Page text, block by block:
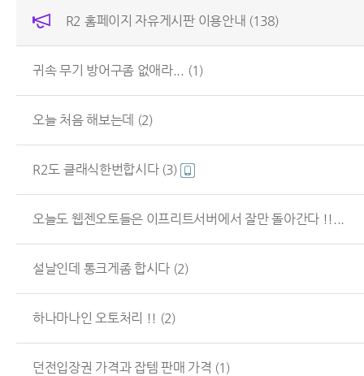
R2 홈페이지 자유게시판 이용안내 (138)
귀속 무기 방어구좀 없애라... (1)
오늘 처음 해보는데 (2)
R2도 클래식한번합시다 (3)
오늘도 웹젠오토들은 이프리트서버에서 잘만 돌아간다 !!...
설날인데 통크게좀 합시다 (2)
하나마나인 오토처리 !! (2)
던전입장권 가격과 잡템 판매 가격 (1)